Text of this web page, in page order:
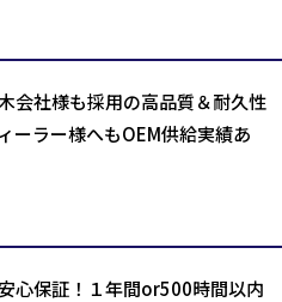
会社様も採用の高品質＆耐久性
ーラー様へもOEM供給実績あ
心保証！１年間or500時間以内